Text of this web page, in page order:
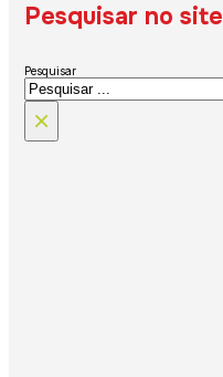
Pesquisar no site
Pesquisar
×